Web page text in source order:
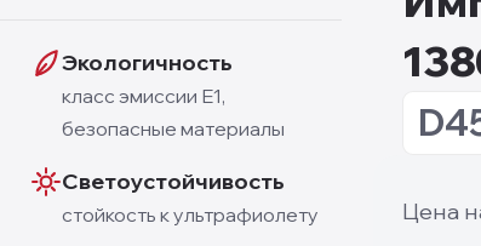
Цена
Экологичность
класс эмиссии E1,
безопасные материалы
Светоустойчивость
стойкость к ультрафиолету